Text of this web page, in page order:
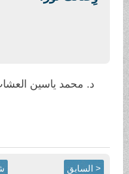
د. محمد ياسين العشاب
< السابق شعر